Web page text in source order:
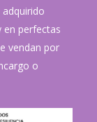
en perfectas
vendan por
o